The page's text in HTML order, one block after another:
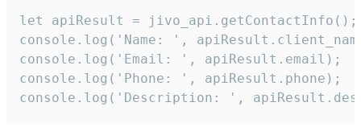
let apiResult = jivo_api.getContactInfo();
console.log('Name: ',
console.log('Email: ', apiResult.email);
console.log('Phone: ', apiResult.phone);
console.log('Description: ',